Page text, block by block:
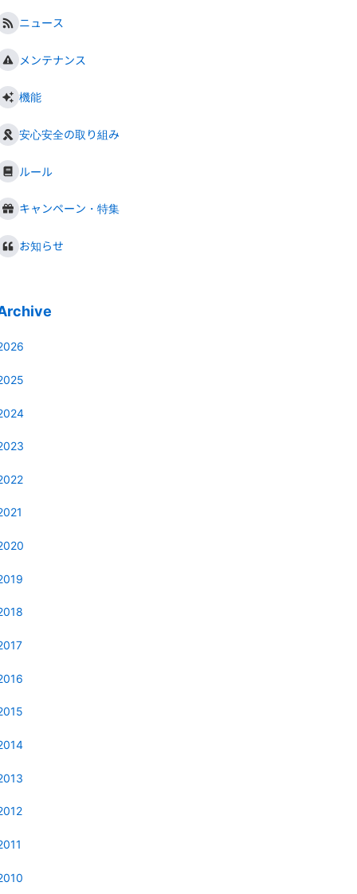
ニュース
メンテナンス
機能
安心安全の取り組み
ルール
キャンペーン・特集
お知らせ